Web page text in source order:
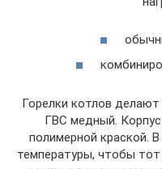
Горелки котлов
ГВС медный. Корпус
полимерной краской.
температуры, чтобы тот